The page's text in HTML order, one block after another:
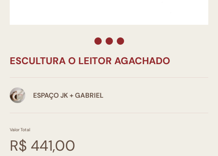
ESCULTURA O LEITOR AGACHADO
ESPAÇO JK + GABRIEL
Valor Total
R$ 441,00